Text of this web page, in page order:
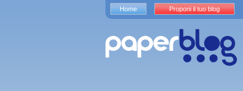
Home Proponi il tuo blog